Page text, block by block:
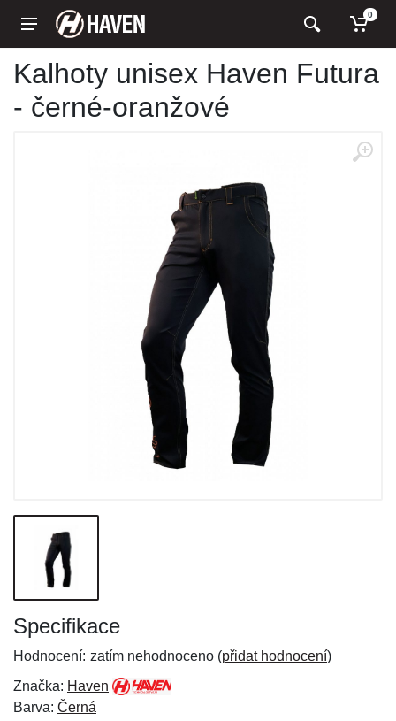
0
Kalhoty unisex Haven Futura
- černé-oranžové
Specifikace
Hodnocení: zatím nehodnoceno (přidat hodnocení)
Značka: Haven
Barva: Černá